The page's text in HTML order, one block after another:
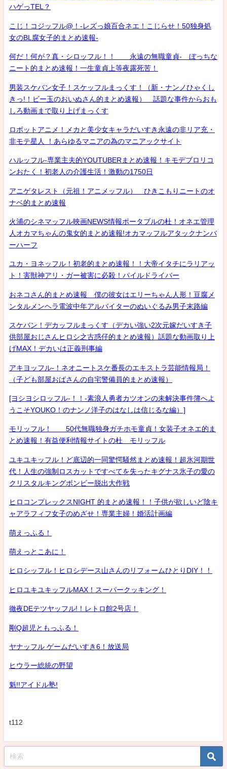
ハゲっTEL？
こじ！コジッフル@！-レズっ娘百合ネエ！こじらせ！50独身処
女のBL腐女子的まとめ速報-
何だ！何が？真・シロッフル！！ 永遠の無職童貞- ぼっちな
ニート的まとめ速報！一生童貞上等夜露死苦！
男装スケバン女子！スケッフルまっくす！（新・ナンノひゃくし
きっ!！ビー玉のおいぬさん的まとめ速報） 話題な事件からおも
しろ動画まで取り上げまっくす
ロボットアニメ！メカと美少女キャラだいすき永遠の非リア充・
非モテ星人 ！あらゆるマニアの為のマニアックサイト
ハルッフル-専業主夫的YOUTUBERまとめ速報！キモデブロリコ
ンおたく！初老人の介護生活！激動の1750日
アニゲタレスト（元祖！アニメッフル） ひきこもりニートのオ
ナベ的まとめ速報
火浦のシネマッフル映画NEWS情報ポータブルの杜！オネエ管理
人オカマちゃんの鬼女的まとめ速報!オカマッフルアタックナンバ
ーハーフ
ユカ・ヨネッフル！初老的まとめ速報！！大帝イタチにラリアッ
ト！害獣神アリ・ガー被害に必殺！パイルドライバー
おネコさん的まとめ速報 僕の彼女はエリーちゃん人形！豆腐メ
ンタルメンヘラ電波中年アルバイターのぬいぐるみ男子末路編
スケバン！デカッフルまっくす（デカい強い2次元嫁だいすき子
供部屋おじさんヒロシ之古惑仔的まとめ速報）話題な動画取り上
げMAX！デカいは正義刑事編
アキヨッフル-！ネオニートスケ番長のエキストラ芸能情報局！
（子ども部屋おばさんの自宅警備員的まとめ速報）
[ヨシヨシロッフル-！！-素浪人勇者カツオンの未解決事件簿へよ
うこそYOUKO！のナンノ洋子のはなしは信じるな編）]
モリッフル！ 50代無職独身ガチホモ童貞！女装子オネエ的ま
とめ速報！有益便利情報サイトの杜 モリッフル
ユキユキッフル！ど底辺的一同驚愕騒然まとめ速報！超氷河期世
代！人生の強制ロスカットですべてを失ったキグナス氷子の愛の
クリスタルキングボンビー脱出大作戦
ヒロコンプレックスNIGHT 的まとめ速報！！子供が欲しいど陰キ
ャアラフィフ女子のめざせ！専業主婦！婚活計画編
萌えっふる！
萌えっとこあに！
ヒロシッフル！ヒロシデース山さんのリフォームひとりDIY！！
ヒロユキユキッフルMAX！スーパークッキング！
徹夜DEテツヤッフル!！レトロ館2号店！
剛Q超児ともっふる！
ヤナッフル ゲームだいすき6！放送局
ヒウラー総統の野望
魁!!アイドル塾!
t112